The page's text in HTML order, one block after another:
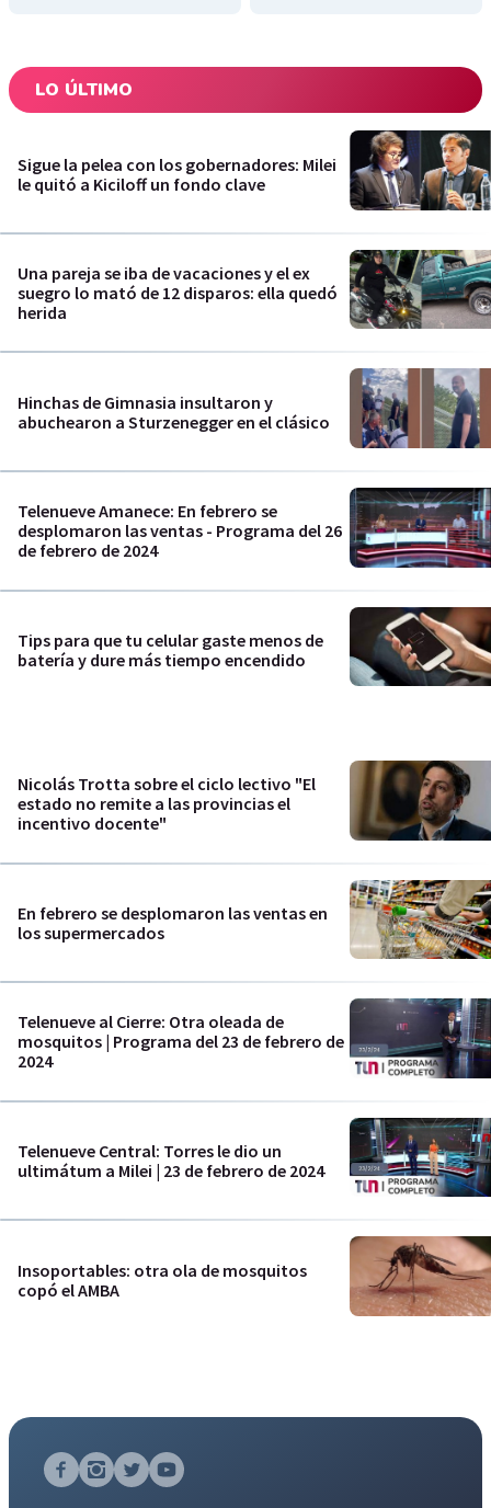
LO ÚLTIMO
Sigue la pelea con los gobernadores: Milei
le quitó a Kiciloff un fondo clave
Una pareja se iba de vacaciones y el ex
suegro lo mató de 12 disparos: ella quedó
herida
Hinchas de Gimnasia insultaron y
abuchearon a Sturzenegger en el clásico
Telenueve Amanece: En febrero se
desplomaron las ventas - Programa del 26
de febrero de 2024
Tips para que tu celular gaste menos de
batería y dure más tiempo encendido
Nicolás Trotta sobre el ciclo lectivo "El
estado no remite a las provincias el
incentivo docente"
En febrero se desplomaron las ventas en
los supermercados
Telenueve al Cierre: Otra oleada de
mosquitos | Programa del 23 de febrero de
2024
Telenueve Central: Torres le dio un
ultimátum a Milei | 23 de febrero de 2024
Insoportables: otra ola de mosquitos
copó el AMBA